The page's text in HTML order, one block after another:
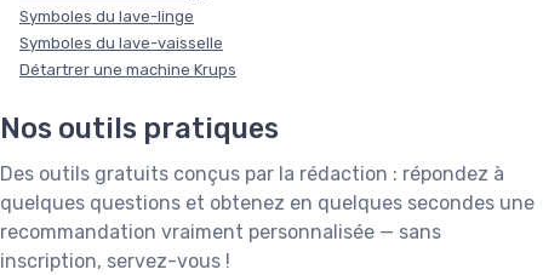
Symboles du lave-linge
Symboles du lave-vaisselle
Détartrer une machine Krups
Nos outils pratiques
Des outils gratuits conçus par la rédaction : répondez à
quelques questions et obtenez en quelques secondes une
recommandation vraiment personnalisée — sans
inscription, servez-vous !